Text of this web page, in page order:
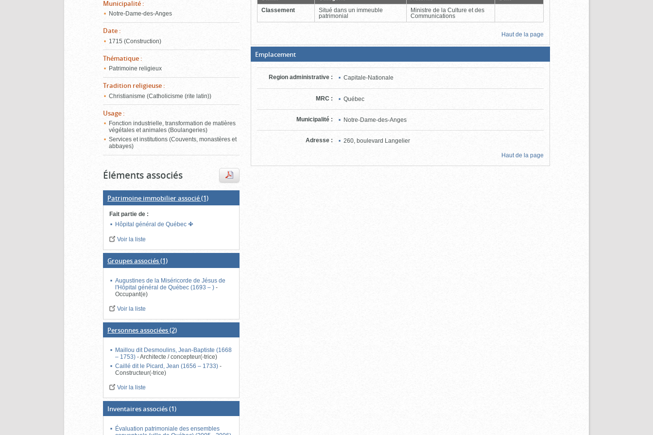
Municipalité :
Notre-Dame-des-Anges
Date :
1715 (Construction)
Thématique :
Patrimoine religieux
Tradition religieuse :
Christianisme (Catholicisme (rite latin))
Usage :
Fonction industrielle, transformation de matières
végétales et animales (Boulangeries)
Services et institutions (Couvents, monastères et
abbayes)
Éléments associés
Patrimoine immobilier associé(1)
Fait partie de :
Hôpital général de Québec
Voir la liste
Groupes associés(1)
Augustines de la Miséricorde de Jésus de
l'Hôpital général de Québec (1693 – )-
Occupant(e)
Voir la liste
Personnes associées(2)
Maillou dit Desmoulins, Jean-Baptiste (1668
– 1753)-Architecte / concepteur(-trice)
Caillé dit le Picard, Jean (1656 – 1733)-
Constructeur(-trice)
Voir la liste
Inventaires associés(1)
Évaluation patrimoniale des ensembles
fermer)
Classement
Situé dans un immeuble
patrimonial
Ministre de la Culture et des
Communications
Haut de la page
Emplacement(Boite
ouverte,
cliquer
pour
fermer)
Region administrative : Capitale-Nationale
MRC : Québec
Municipalité : Notre-Dame-des-Anges
Adresse : 260, boulevard Langelier
Haut de la page